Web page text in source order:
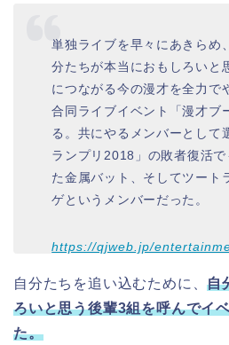
単独ライブを早々にあきらめ
分たちが本当におもしろいと
につながる今の漫才を全力で
合同ライブイベント「漫才ブ
る。共にやるメンバーとして
ランプリ2018」の敗者復活
た金属バット、そしてツート
ゲというメンバーだった。
https://qjweb.jp/
自分たちを追い込むために、自
ろいと思う後輩3組を呼んでイ
た。